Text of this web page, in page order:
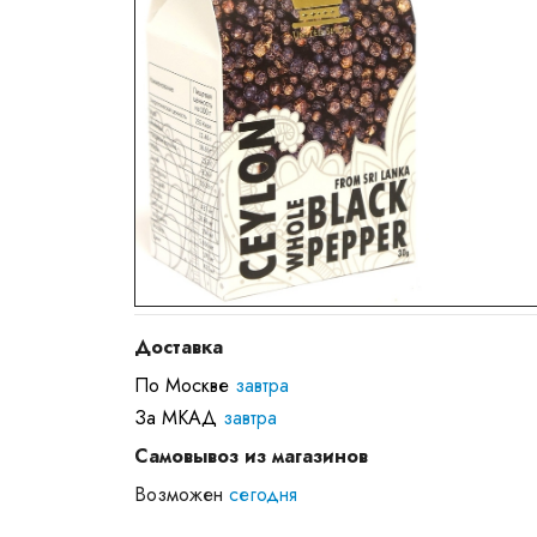
Доставка
По Москве завтра
За МКАД завтра
Самовывоз из магазинов
Возможен сегодня